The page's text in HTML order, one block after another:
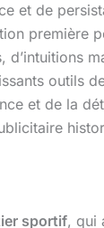
et de
première
outils
et de la
sportif, qui